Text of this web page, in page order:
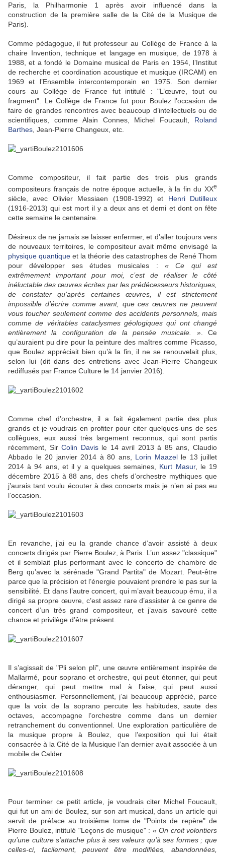
Paris, la Philharmonie 1 après avoir influencé dans la
construction de la première salle de la Cité de la Musique de
Paris).
Comme pédagogue, il fut professeur au Collège de France à la
chaire Invention, technique et langage en musique, de 1978 à
1988, et a fondé le Domaine musical de Paris en 1954, l’Institut
de recherche et coordination acoustique et musique (IRCAM) en
1969 et l’Ensemble intercontemporain en 1975. Son dernier
cours au Collège de France fut intitulé : "L’œuvre, tout ou
fragment". Le Collège de France fut pour Boulez l’occasion de
faire de grandes rencontres avec beaucoup d’intellectuels ou de
scientifiques, comme Alain Connes, Michel Foucault, Roland
Barthes , Jean-Pierre Changeux, etc.
Comme compositeur, il fait partie des trois plus grands
compositeurs français de notre époque actuelle, à la fin du XXe
siècle, avec Olivier Messiaen (1908-1992) et Henri Dutilleux
(1916-2013) qui est mort il y a deux ans et demi et dont on fête
cette semaine le centenaire.
Désireux de ne jamais se laisser enfermer, et d’aller toujours vers
de nouveaux territoires, le compositeur avait même envisagé la
physique quantique et la théorie des catastrophes de René Thom
pour développer ses études musicales : « Ce qui est
extrêmement important pour moi, c’est de réaliser le côté
inéluctable des œuvres écrites par les prédécesseurs historiques,
de constater qu’après certaines œuvres, il est strictement
impossible d’écrire comme avant, que ces œuvres ne peuvent
vous toucher seulement comme des accidents personnels, mais
comme de véritables cataclysmes géologiques qui ont changé
entièrement la configuration de la pensée musicale. ». Ce
qu’auraient pu dire pour la peinture des maîtres comme Picasso,
que Boulez appréciait bien qu’à la fin, il ne se renouvelait plus,
selon lui (dit dans des entretiens avec Jean-Pierre Changeux
rediffusés par France Culture le 14 janvier 2016).
Comme chef d’orchestre, il a fait également partie des plus
grands et je voudrais en profiter pour citer quelques-uns de ses
collègues, eux aussi très largement reconnus, qui sont partis
récemment, SirColin Davisle 14 avril 2013 à 85 ans, Claudio
Abbado le 20 janvier 2014 à 80 ans, Lorin Maazelle 13 juillet
2014 à 94 ans, et il y a quelques semaines, Kurt Masur, le 19
décembre 2015 à 88 ans, des chefs d’orchestre mythiques que
j’aurais tant voulu écouter à des concerts mais je n’en ai pas eu
l’occasion.
En revanche, j’ai eu la grande chance d’avoir assisté à deux
concerts dirigés par Pierre Boulez, à Paris. L’un assez "classique"
et il semblait plus performant avec le concerto de chambre de
Berg qu’avec la sérénade "Grand Partita" de Mozart. Peut-être
parce que la précision et l’énergie pouvaient prendre le pas sur la
sensibilité. Et dans l’autre concert, qui m’avait beaucoup ému, il a
dirigé sa propre œuvre, c’est assez rare d’assister à ce genre de
concert d’un très grand compositeur, et j’avais savouré cette
chance et privilège d’être présent.
Il s’agissait de "Pli selon pli", une œuvre entièrement inspirée de
Mallarmé, pour soprano et orchestre, qui peut étonner, qui peut
déranger, qui peut mettre mal à l’aise, qui peut aussi
enthousiasmer. Personnellement, j’ai beaucoup apprécié, parce
que la voix de la soprano percute les habitudes, saute des
octaves, accompagne l’orchestre comme dans un dernier
retranchement du conventionnel. Une exploration particulière de
la musique propre à Boulez, que l’exposition qui lui était
consacrée à la Cité de la Musique l’an dernier avait associée à un
mobile de Calder.
Pour terminer ce petit article, je voudrais citer Michel Foucault,
qui fut un ami de Boulez, sur son art musical, dans un article qui
servit de préface au troisième tome de "Points de repère" de
Pierre Boulez, intitulé "Leçons de musique" : « On croit volontiers
qu’une culture s’attache plus à ses valeurs qu’à ses formes ; que
celles-ci, facilement, peuvent être modifiées, abandonnées,